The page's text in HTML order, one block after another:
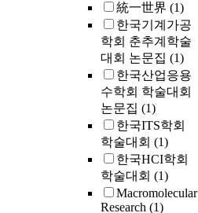
統一世界 (1)
한국기계가공
학회 춘추계학술
대회 논문집 (1)
한국산업응용
수학회 학술대회
논문집 (1)
한국ITS학회
학술대회 (1)
한국HCI학회
학술대회 (1)
Macromolecular
Research (1)